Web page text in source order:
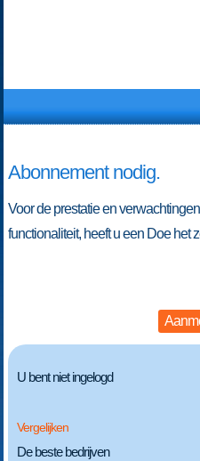
Abonnement nodig.
Voor de prestatie en
functionaliteit, heeft u een Doe het
U bent niet ingelogd
Vergelijken
De beste bedrijven